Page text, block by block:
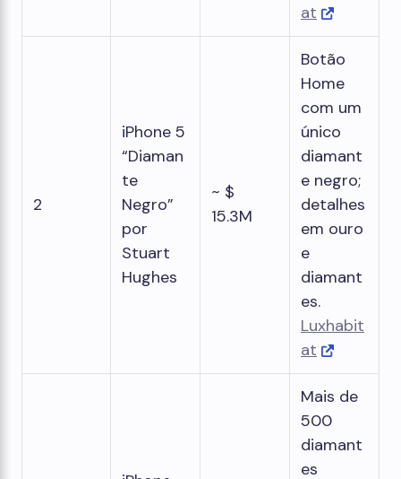
at
2
iPhone 5
“Diaman
te
Negro”
por
Stuart
Hughes
~ $
15.3M
Botão
Home
com um
único
diamant
e negro;
detalhes
em ouro
e
diamant
es.
Luxhabit
at
Mais de
500
diamant
es